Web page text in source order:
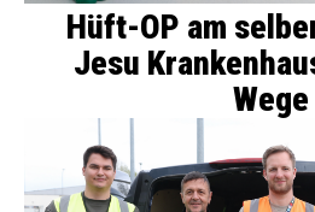
Hüft-OP am
Jesu
Wege